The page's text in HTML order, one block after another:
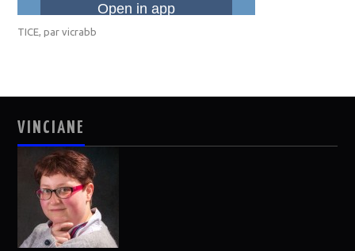
TICE, parvicrabb
VINCIANE